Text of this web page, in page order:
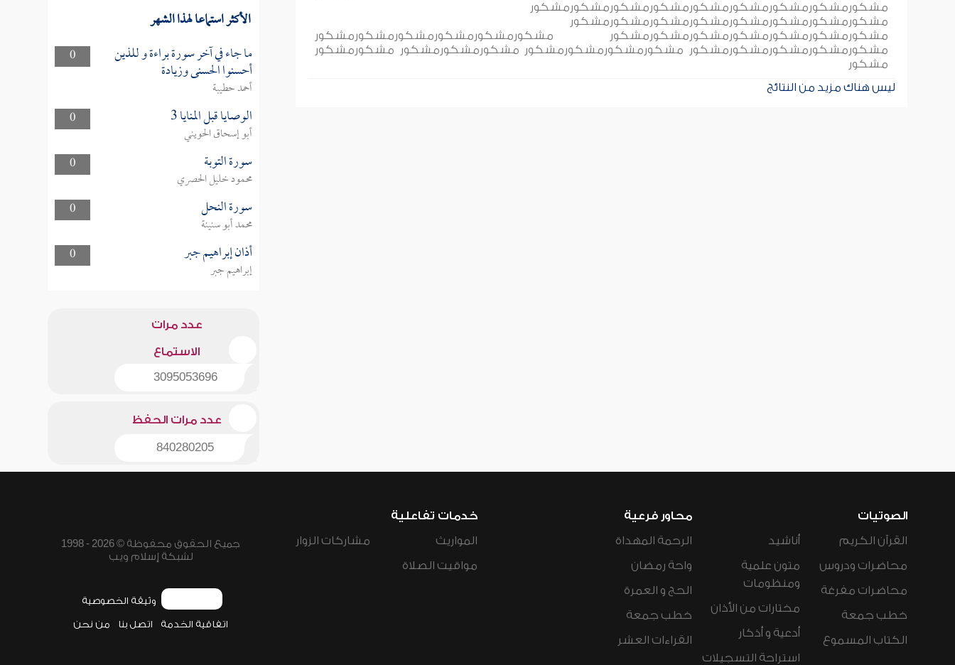
مشكورمشكورمشكورمشكورمشكورمشكورمشكورمشكورمشكور
مشكورمشكورمشكورمشكورمشكورمشكورمشكورمشكور
مشكورمشكورمشكورمشكورمشكورمشكورمشكور مشكورمشكورمشكورمشكورمشكورمشكور
مشكورمشكورمشكورمشكورمشكور مشكورمشكورمشكورمشكور مشكورمشكورمشكور مشكورمشكور
مشكور
ليس هناك مزيد من النتائج
الأكثر استماعا لهذا الشهر
0 ما جاء في آخر سورة براءة و للذين
أحسنوا الحسنى وزيادة
أحمد حطيبة
0
الوصايا قبل المنايا 3
أبو إسحاق الحويني
0
سورة التوبة
محمود خليل الحصري
0
سورة النحل
محمد أبو سنينة
0
أذان إبراهيم جبر
إبراهيم جبر
عدد مرات
الاستماع
3095053696
عدد مرات الحفظ
840280205
الصوتيات
القرآن الكريم
محاضرات ودروس
محاضرات مفرغة
خطب جمعة
الكتاب المسموع
أناشيد
متون علمية
ومنظومات
مختارات من الأذان
أدعية و أذكار
استراحة التسجيلات
محاور فرعية
الرحمة المهداة
واحة رمضان
الحج و العمرة
خطب جمعة
القراءات العشر
خدمات تفاعلية
المواريث
مواقيت الصلاة
مشاركات الزوار
جميع الحقوق محفوظة © 2026 - 1998
لشبكة إسلام ويب
وثيقة الخصوصية
اتفاقية الخدمة اتصل بنا من نحن